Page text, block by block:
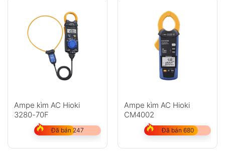
Ampe kìm AC Hioki
3280-70F
Đã bán 247
Ampe kìm AC Hioki
CM4002
Đã bán 680